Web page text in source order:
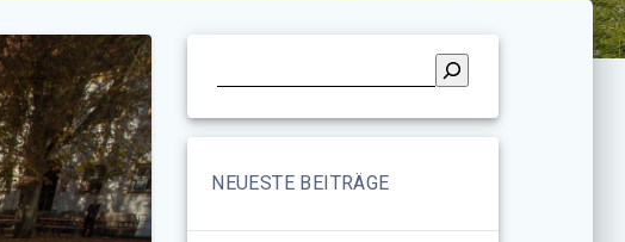
NEUESTE BEITRÄGE